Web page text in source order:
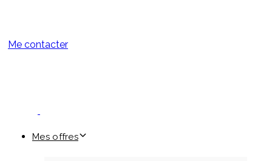
Me contacter
Mes offres